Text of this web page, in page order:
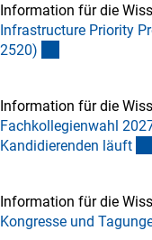
Information für die
Infrastructure Priority
2520)
Information für die
Fachkollegienwahl
Kandidierenden läuft
Information für die
Kongresse und